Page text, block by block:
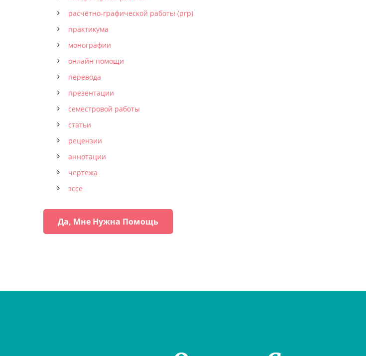
расчётно-графической работы (ргр)
практикума
монографии
онлайн помощи
перевода
презентации
семестровой работы
статьи
рецензии
аннотации
чертежа
эссе
Да, Мне Нужна Помощь